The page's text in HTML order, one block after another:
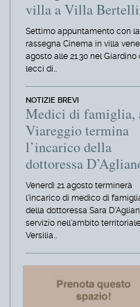
villa a Villa Bertelli
Settimo appuntamento con la
rassegna Cinema in villa
agosto alle 21.30 nel Giardino
lecci di…
NOTIZIE BREVI
Medici di famiglia,
Viareggio termina
l’incarico della
dottoressa
Venerdì 21 agosto terminerà
l'incarico di medico di
della dottoressa Sara
servizio nell'ambito territoriale
Versilia…